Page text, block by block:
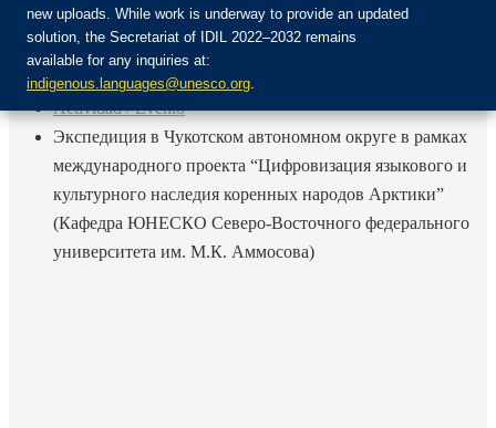
Login
EN
FR
RU
Inicio
Actividad / Evento
Экспедиция в Чукотском автономном округе в рамках
международного проекта “Цифровизация языкового и
культурного наследия коренных народов Арктики”
(Кафедра ЮНЕСКО Северо-Восточного федерального
университета им. М.К. Аммосова)
new uploads. While work is underway to provide an updated
solution, the Secretariat of IDIL 2022–2032 remains
available for any inquiries at:
indigenous.languages@unesco.org.